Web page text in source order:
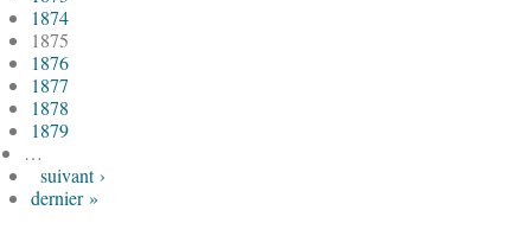
1874
1875
1876
1877
1878
1879
…
suivant ›
dernier »